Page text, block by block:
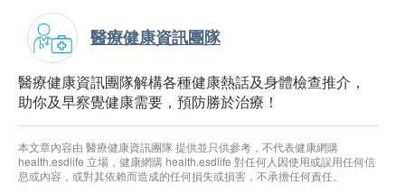
醫療健康資訊團隊
醫療健康資訊團隊解構各種健康熱話及身體檢查推介，
助你及早察覺健康需要，預防勝於治療！
本文章內容由 醫療健康資訊團隊 提供並只供參考，不代表健康網購
health.esdlife 立場，健康網購 health.esdlife 對任何人因使用或誤用任何信
息或內容，或對其依賴而造成的任何損失或損害，不承擔任何責任。